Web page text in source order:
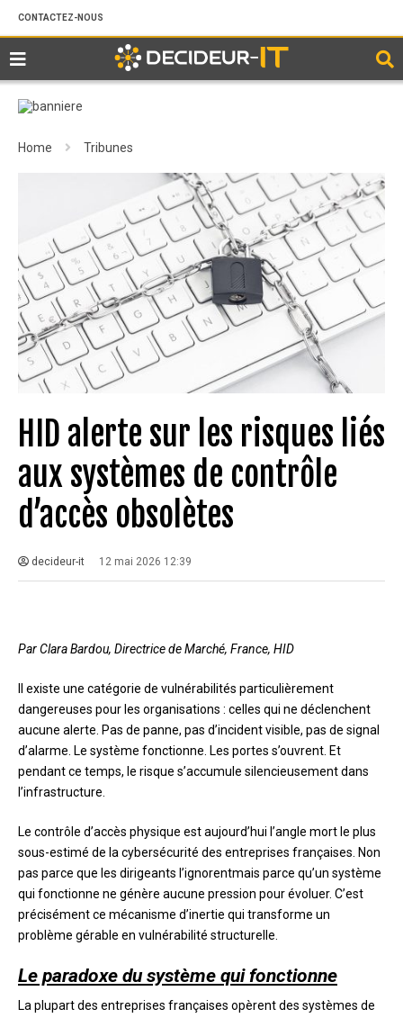
CONTACTEZ-NOUS
Home Tribunes
HID alerte sur les risques liés
aux systèmes de contrôle
d’accès obsolètes
decideur-it 12 mai 2026 12:39
Par Clara Bardou, Directrice de Marché, France, HID
Il existe une catégorie de vulnérabilités particulièrement
dangereuses pour les organisations : celles qui ne déclenchent
aucune alerte. Pas de panne, pas d’incident visible, pas de signal
d’alarme. Le système fonctionne. Les portes s’ouvrent. Et
pendant ce temps, le risque s’accumule silencieusement dans
l’infrastructure.
Le contrôle d’accès physique est aujourd’hui l’angle mort le plus
sous-estimé de la cybersécurité des entreprises françaises. Non
pas parce que les dirigeants l’ignorentmais parce qu’un système
qui fonctionne ne génère aucune pression pour évoluer. C’est
précisément ce mécanisme d’inertie qui transforme un
problème gérable en vulnérabilité structurelle.
Le paradoxe du système qui fonctionne
La plupart des entreprises françaises opèrent des systèmes de